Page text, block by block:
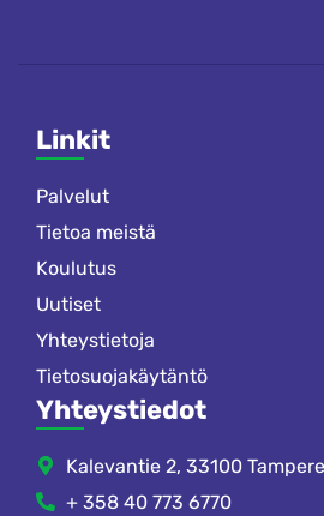
Linkit
Palvelut
Tietoa meistä
Koulutus
Uutiset
Yhteystietoja
Tietosuojakäytäntö
Yhteystiedot
Kalevantie 2, 33100
+ 358 40 773 6770